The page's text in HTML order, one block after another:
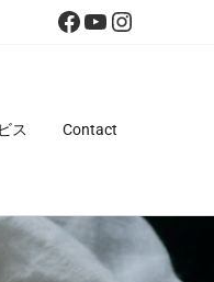
Facebook
YouTube
ス Contact